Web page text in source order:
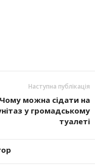
Наступна публікація
Чому можна сідати на
у громадському
туалеті